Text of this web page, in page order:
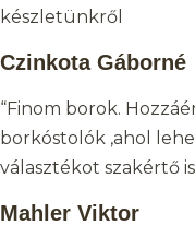
készletünkről
Czinkota Gáborné
“Finom borok.
borkóstolók ,ahol
választékot szakértő
Mahler Viktor